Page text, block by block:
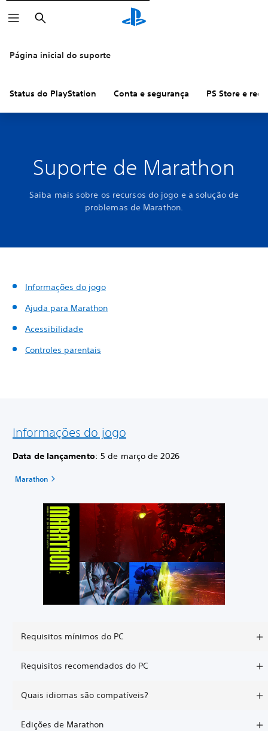
Pesquisar
Página inicial do suporte
Status do PlayStation Conta e segurança PS Store e
Suporte de Marathon
Saiba mais sobre os recursos do jogo e a solução de
problemas de Marathon.
Informações do jogo
Ajuda para Marathon
Acessibilidade
Controles parentais
Informações do jogo
Data de lançamento: 5 de março de 2026
Marathon
Requisitos mínimos do PC
Requisitos recomendados do PC
Quais idiomas são compatíveis?
Edições de Marathon